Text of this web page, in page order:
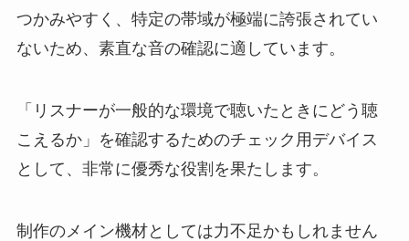
つかみやすく、特定の帯域が極端に誇張されてい
ないため、素直な音の確認に適しています。
「リスナーが一般的な環境で聴いたときにどう聴
こえるか」を確認するためのチェック用デバイス
として、非常に優秀な役割を果たします。
制作のメイン機材としては力不足かもしれません